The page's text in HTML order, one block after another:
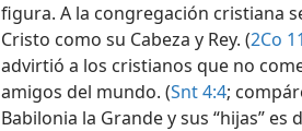
figura. A la congregación cristiana
Cristo como su Cabeza y Rey. (2Co
advirtió a los cristianos que no
amigos del mundo. (Snt 4:4;
Babilonia la Grande y sus “hijas”